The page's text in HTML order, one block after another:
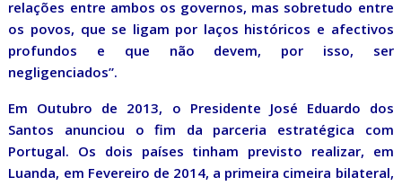
relações entre ambos os governos, mas sobretudo entre
os povos, que se ligam por laços históricos e afectivos
profundos e que não devem, por isso, ser
negligenciados”.
Em Outubro de 2013, o Presidente José Eduardo dos
Santos anunciou o fim da parceria estratégica com
Portugal. Os dois países tinham previsto realizar, em
Luanda, em Fevereiro de 2014, a primeira cimeira bilateral,